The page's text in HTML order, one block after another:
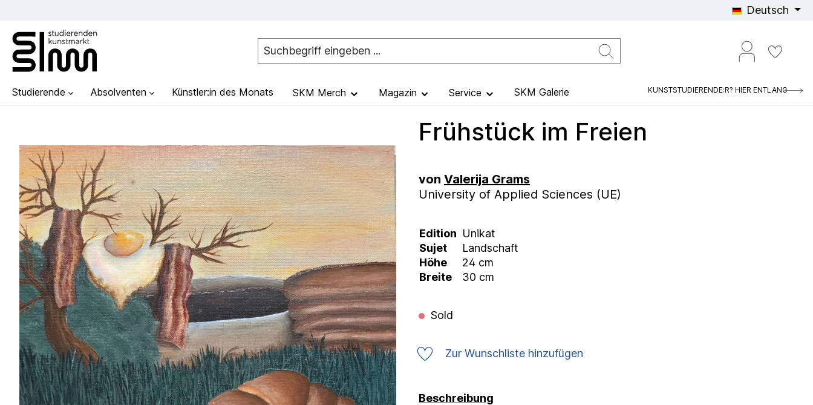
Deutsch
Studierende Absolventen Künstler:in des Monats SKM Merch Magazin Service SKM Galerie KUNSTSTUDIERENDE:R? HIER ENTLANG
Frühstück im Freien
von Valerija Grams
University of Applied Sciences (UE)
Edition Unikat
Sujet
Landschaft
Höhe
24 cm
Breite
30 cm
Sold
Zur Wunschliste hinzufügen
Beschreibung